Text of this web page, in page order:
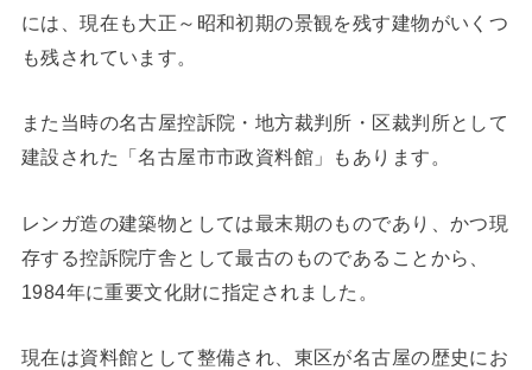
には、現在も大正～昭和初期の景観を残す建物がいくつ
も残されています。
また当時の名古屋控訴院・地方裁判所・区裁判所として
建設された「名古屋市市政資料館」もあります。
レンガ造の建築物としては最末期のものであり、かつ現
存する控訴院庁舎として最古のものであることから、
1984年に重要文化財に指定されました。
現在は資料館として整備され、東区が名古屋の歴史にお